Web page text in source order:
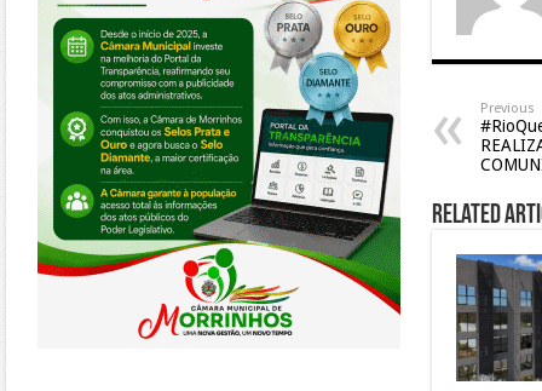
Previous
Related